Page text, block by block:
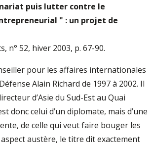
puis lutter contre le
" : un projet de
n° 52, hiver 2003, p. 67-90.
pour les affaires internationales
Alain Richard de 1997 à 2002. Il
d’Asie du Sud-Est au Quai
donc celui d’un diplomate, mais d’une
de celle qui veut faire bouger les
austère, le titre dit exactement